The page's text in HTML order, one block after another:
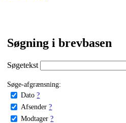
Søgning i brevbasen
Søgetekst
Søge-afgrænsning:
Dato ?
Afsender ?
Modtager ?